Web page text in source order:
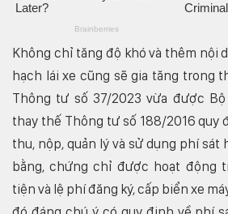
Không chỉ tăng độ khó và thêm nội
hạch lái xe cũng sẽ gia tăng trong
Thông tư số 37/2023 vừa được
thay thế Thông tư số 188/2016 quy
thu, nộp, quản lý và sử dụng phí sát
bằng, chứng chỉ được hoạt động
tiện và lệ phí đăng ký, cấp biển xe